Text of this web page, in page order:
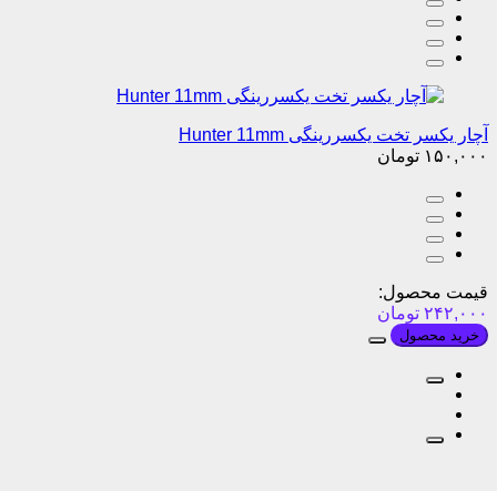
آچار یکسر تخت یکسررینگی Hunter 11mm
۱۵۰,۰۰۰ تومان
قیمت محصول:
۲۴۲,۰۰۰ تومان
خرید محصول